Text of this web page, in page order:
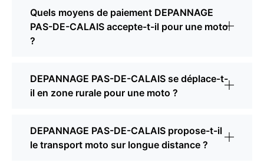
Quels moyens de paiement DEPANNAGE
PAS-DE-CALAIS accepte-t-il pour une moto
?
DEPANNAGE PAS-DE-CALAIS se déplace-t-
il en zone rurale pour une moto ?
DEPANNAGE PAS-DE-CALAIS propose-t-il
le transport moto sur longue distance ?